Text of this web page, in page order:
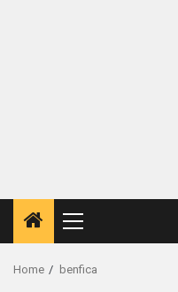
Primary
Menu
Home benfica